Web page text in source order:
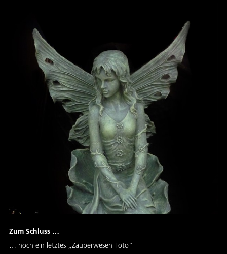
Zum Schluss …
… noch ein letztes „Zauberwesen-Foto“